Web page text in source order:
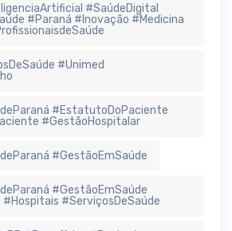
#SaúdeDigital
#Paraná #Inovação #Medicina
#Unimed
#EstatutoDoPaciente
#GestãoHospitalar
#GestãoEmSaúde
#GestãoEmSaúde
#ServiçosDeSaúde